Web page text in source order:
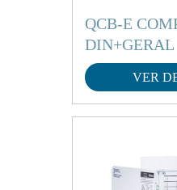
QCB-E
DIN+GERAL
VER